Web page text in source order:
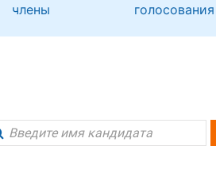
члены
голосования